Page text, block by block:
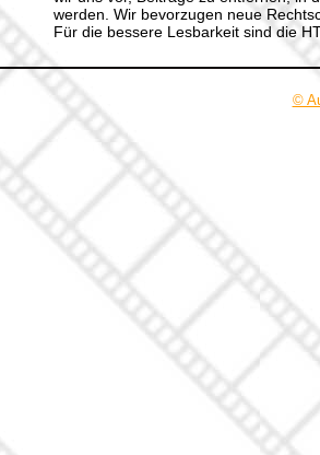
werden. Wir bevorzugen neue
Für die bessere Lesbarkeit sind die
©